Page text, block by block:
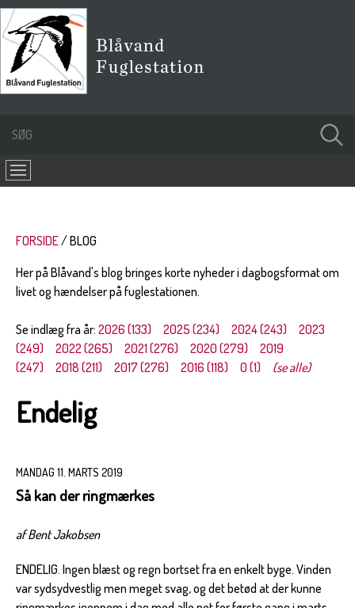
FORSIDE
BLOG
Her på Blåvand's blog bringes korte nyheder i dagbogsformat om
livet og hændelser på fuglestationen.
Se indlæg fra år: 2026 (133) 2025 (234) 2024 (243)
2023
(249)
2022 (265) 2021 (276) 2020 (279)
2019
(247)
2018 (211) 2017 (276) 2016 (118) 0 (1) (se alle)
Endelig
MANDAG 11. MARTS 2019
Så kan der ringmærkes
af Bent Jakobsen
ENDELIG. Ingen blæst og regn bortset fra en enkelt byge. Vinden
var sydsydvestlig men meget svag, og det betød at der kunne